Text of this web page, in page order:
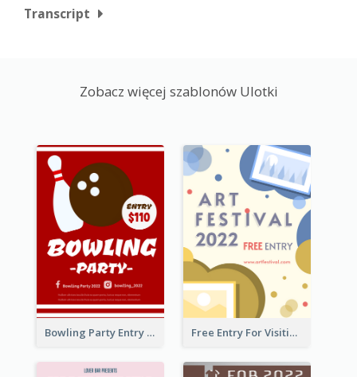
Transcript
Zobacz więcej szablonów Ulotki
Bowling Party Entry Flyer Free Entry For Visiting Art Fest Flyer